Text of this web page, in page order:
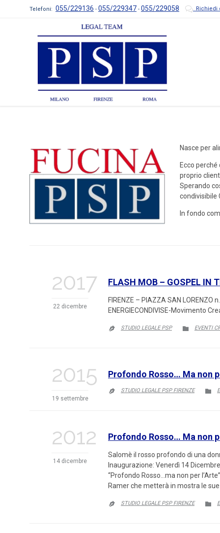
Telefoni: 055/229136 - 055/229347 - 055/229058  Richiedi
Nasce per
Ecco perché
proprio
Sperando
condivisibile
In fondo
2017
22 dicembre
FLASH MOB – GOSPEL IN
FIRENZE – PIAZZA SAN
ENERGIECONDIVISE-Movimento
 STUDIO LEGALE PSP  CATEGORY
EVENTI
2015
19 settembre
Profondo Rosso… Ma non
 STUDIO LEGALE PSP FIRENZE 
2012
14 dicembre
Profondo Rosso… Ma non
Salomè il rosso profondo di una
Inaugurazione: Venerdì 14
“Profondo Rosso…ma non per
Ramer che metterà in mostra le
 STUDIO LEGALE PSP FIRENZE 